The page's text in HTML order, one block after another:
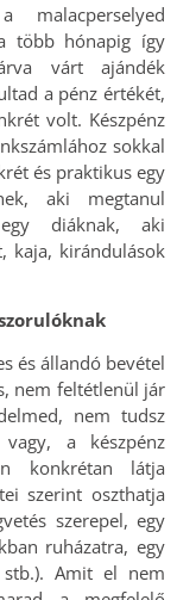
malacperselyed
több hónapig így
várt ajándék
a pénz értékét,
volt. Készpénz
sokkal
és praktikus egy
aki megtanul
diáknak, aki
kaja, kirándulások
és állandó bevétel
nem feltétlenül jár
nem tudsz
a készpénz
konkrétan látja
szerint oszthatja
szerepel, egy
ruházatra, egy
stb.). Amit el nem